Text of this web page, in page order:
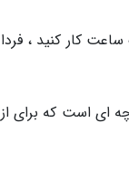
کار کنید ، فردا
ای است که برای از